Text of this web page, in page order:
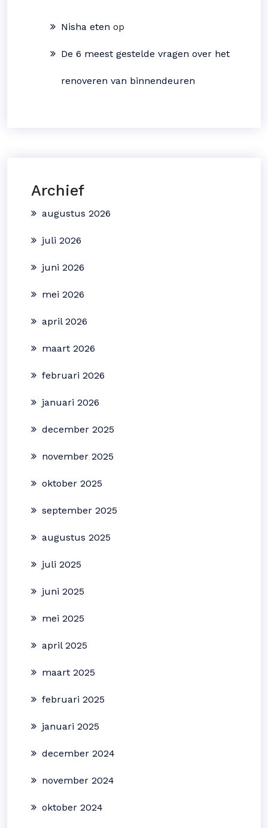
Nisha eten op
De 6 meest gestelde vragen over het
renoveren van binnendeuren
Archief
augustus 2026
juli 2026
juni 2026
mei 2026
april 2026
maart 2026
februari 2026
januari 2026
december 2025
november 2025
oktober 2025
september 2025
augustus 2025
juli 2025
juni 2025
mei 2025
april 2025
maart 2025
februari 2025
januari 2025
december 2024
november 2024
oktober 2024